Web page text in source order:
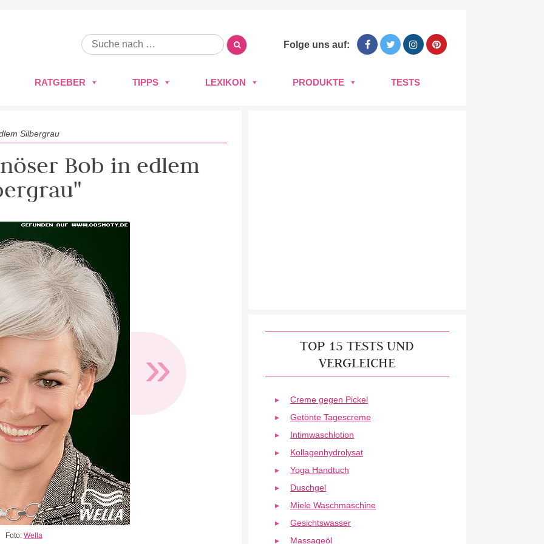
Folge uns auf:
RATGEBER TIPPS LEXIKON PRODUKTE TESTS
Silbergrau
Bob in edlem
»
Foto: Wella
TOP 15 TESTS UND
VERGLEICHE
Creme gegen Pickel
Getönte Tagescreme
Intimwaschlotion
Kollagenhydrolysat
Yoga Handtuch
Duschgel
Miele Waschmaschine
Gesichtswasser
Massageöl